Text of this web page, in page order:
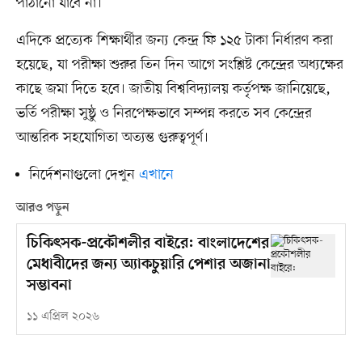
এদিকে প্রত্যেক শিক্ষার্থীর জন্য কেন্দ্র ফি ১২৫ টাকা নির্ধারণ করা
হয়েছে, যা পরীক্ষা শুরুর তিন দিন আগে সংশ্লিষ্ট কেন্দ্রের অধ্যক্ষের
কাছে জমা দিতে হবে। জাতীয় বিশ্ববিদ্যালয় কর্তৃপক্ষ জানিয়েছে,
ভর্তি পরীক্ষা সুষ্ঠু ও নিরপেক্ষভাবে সম্পন্ন করতে সব কেন্দ্রের
আন্তরিক সহযোগিতা অত্যন্ত গুরুত্বপূর্ণ।
নির্দেশনাগুলো দেখুন এখানে
আরও পড়ুন
চিকিৎসক-প্রকৌশলীর বাইরে: বাংলাদেশের
মেধাবীদের জন্য অ্যাকচুয়ারি পেশার অজানা
সম্ভাবনা
১১ এপ্রিল ২০২৬